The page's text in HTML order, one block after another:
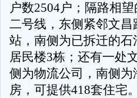
户数2504户；隔路相
二号线，东侧紧邻文
站，南侧为已拆迁的
居民楼3栋；还有一处
侧为物流公司，南侧
房，可提供418套住宅